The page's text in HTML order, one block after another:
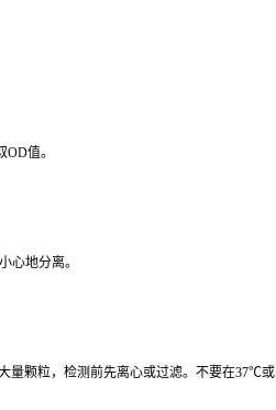
值。
心地分离。
颗粒，检测前先离心或过滤。不要在37℃